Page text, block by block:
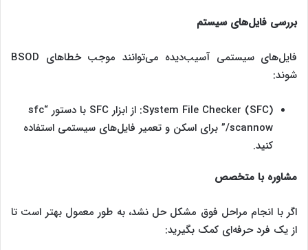
بررسی فایل‌های سیستم
فایل‌های سیستمی آسیب‌دیده می‌توانند موجب خطاهای BSOD
شوند:
System File Checker (SFC): از ابزار SFC با دستور “sfc
/scannow” برای اسکن و تعمیر فایل‌های سیستمی استفاده
کنید.
مشاوره با متخصص
اگر با انجام مراحل فوق مشکل حل نشد، به طور معمول بهتر است تا
از یک فرد حرفه‌ای کمک بگیرید: